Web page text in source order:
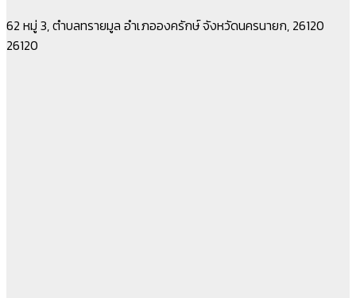
62 หมู่ 3, ตำบลทรายมูล อำเภอองครักษ์ จังหวัดนครนายก, 26120
26120